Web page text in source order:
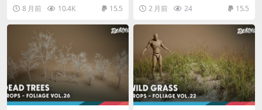
8 月前 10.4K 15.5 2 月前 24 15.5